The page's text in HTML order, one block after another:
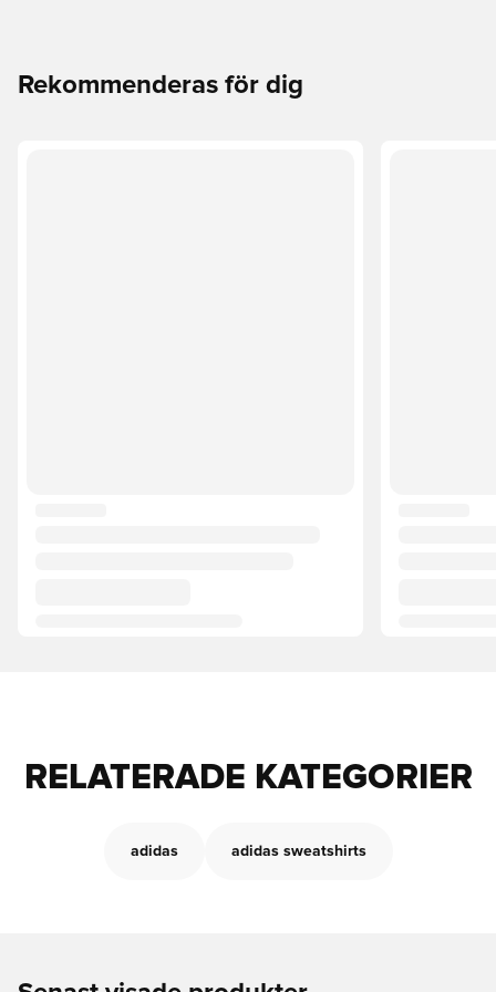
Rekommenderas för dig
RELATERADE KATEGORIER
adidas adidas sweatshirts